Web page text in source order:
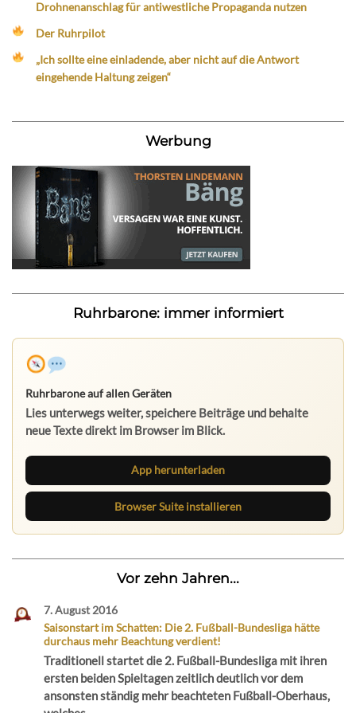
Drohnenanschlag für antiwestliche Propaganda nutzen
Der Ruhrpilot
„Ich sollte eine einladende, aber nicht auf die Antwort
eingehende Haltung zeigen“
Werbung
Ruhrbarone: immer informiert
Ruhrbarone auf allen Geräten
Lies unterwegs weiter, speichere Beiträge und behalte
neue Texte direkt im Browser im Blick.
App herunterladen
Browser Suite installieren
Vor zehn Jahren...
7. August 2016
Saisonstart im Schatten: Die 2. Fußball-Bundesliga hätte
durchaus mehr Beachtung verdient!
Traditionell startet die 2. Fußball-Bundesliga mit ihren
ersten beiden Spieltagen zeitlich deutlich vor dem
ansonsten ständig mehr beachteten Fußball-Oberhaus,